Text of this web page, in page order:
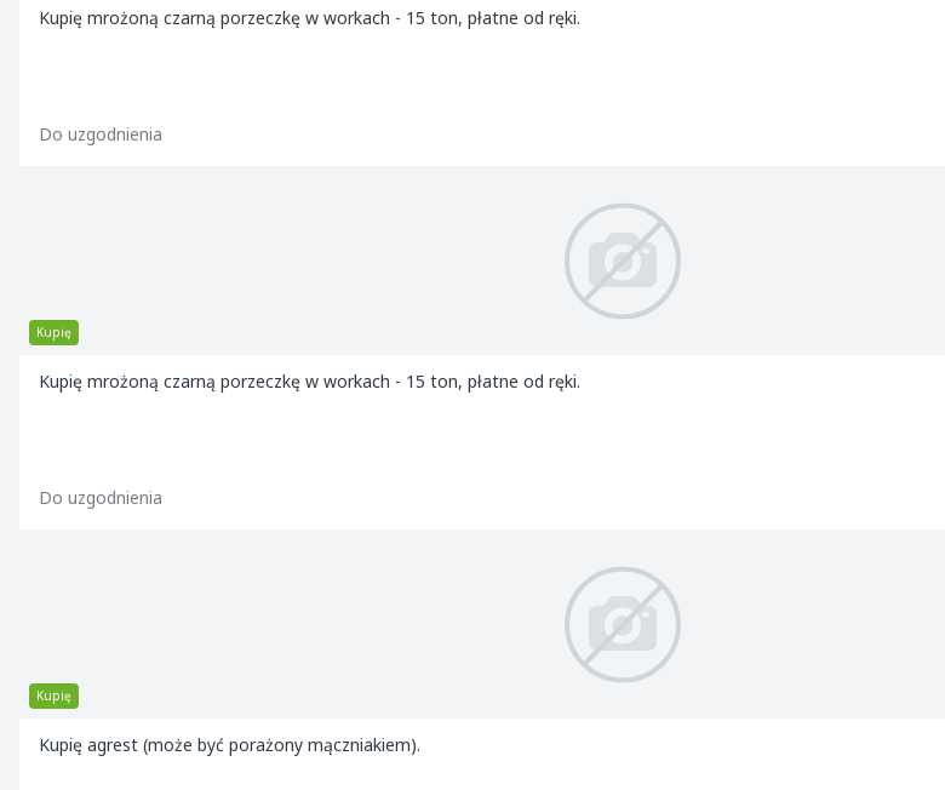
Kupię mrożoną czarną porzeczkę w workach - 15 ton, płatne od ręki.
Do uzgodnienia
Kupię
Kupię mrożoną czarną porzeczkę w workach - 15 ton, płatne od ręki.
Do uzgodnienia
Kupię
Kupię agrest (może być porażony mączniakiem).